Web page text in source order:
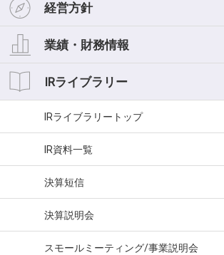
経営方針
経営方針
投資家の皆様へ
業績・財務情報
業績・財務情報
業績ハイライト
おもな経営指標
キャッシュフロー
セグメント情報
IRライブラリー
IRライブラリー
IR資料一覧
決算短信
決算説明会
スモールミーティング/事業説明会